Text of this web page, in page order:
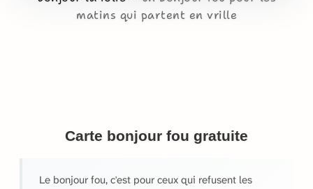
matins qui partent en vrille
Carte bonjour fou gratuite
Le bonjour fou, c'est pour ceux qui refusent les